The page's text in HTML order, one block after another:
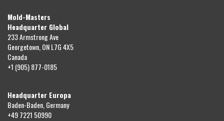
Mold-Masters
Headquarter Global
233 Armstrong Ave
Georgetown, ON L7G 4X5
Canada
+1 (905) 877-0185
Headquarter Europa
Baden-Baden, Germany
+49 7221 50990